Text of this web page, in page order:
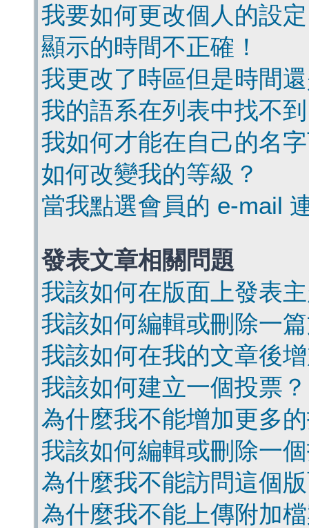
我要如何更改個人的設
顯示的時間不正確！
我更改了時區但是時間
我的語系在列表中找不
我如何才能在自己的名
如何改變我的等級？
當我點選會員的 e-mail
發表文章相關問題
我該如何在版面上發表
我該如何編輯或刪除一
我該如何在我的文章後
我該如何建立一個投票？
為什麼我不能增加更多
我該如何編輯或刪除一
為什麼我不能訪問這個
為什麼我不能上傳附加